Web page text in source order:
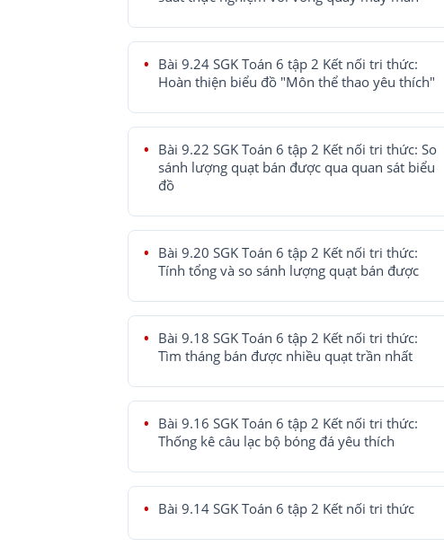
Bài 9.24 SGK Toán 6 tập 2 Kết nối tri thức:
Hoàn thiện biểu đồ "Môn thể thao yêu thích"
Bài 9.22 SGK Toán 6 tập 2 Kết nối tri thức: So
sánh lượng quạt bán được qua quan sát biểu
đồ
Bài 9.20 SGK Toán 6 tập 2 Kết nối tri thức:
Tính tổng và so sánh lượng quạt bán được
Bài 9.18 SGK Toán 6 tập 2 Kết nối tri thức:
Tìm tháng bán được nhiều quạt trần nhất
Bài 9.16 SGK Toán 6 tập 2 Kết nối tri thức:
Thống kê câu lạc bộ bóng đá yêu thích
Bài 9.14 SGK Toán 6 tập 2 Kết nối tri thức